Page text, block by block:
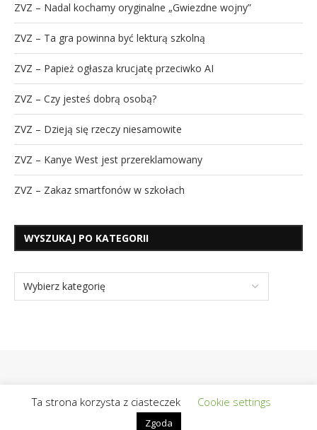
ZVZ – Nadal kochamy oryginalne „Gwiezdne wojny”
ZVZ – Ta gra powinna być lekturą szkolną
ZVZ – Papież ogłasza krucjatę przeciwko AI
ZVZ – Czy jesteś dobrą osobą?
ZVZ – Dzieją się rzeczy niesamowite
ZVZ – Kanye West jest przereklamowany
ZVZ – Zakaz smartfonów w szkołach
WYSZUKAJ PO KATEGORII
@2019 - Wszelkie prawa zastrzeżone | Realizacja / Hosting:
Ta strona korzysta z ciasteczek Cookie settings
Zgoda